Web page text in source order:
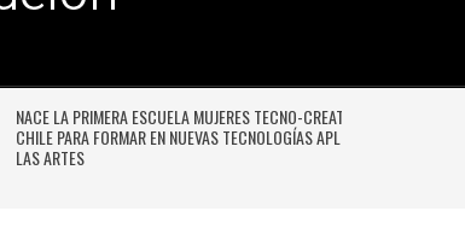
NACE LA PRIMERA ESCUELA MUJERES TECNO-CREATIVAS DE
CHILE PARA FORMAR EN NUEVAS TECNOLOGÍAS APLICADAS A
LAS ARTES